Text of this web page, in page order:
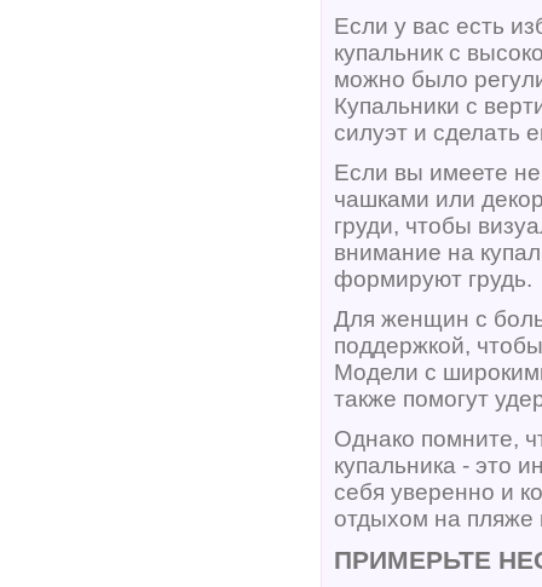
Если у вас есть
купальник с
можно было
Купальники с
силуэт и сделать
Если вы имеете
чашками или
груди, чтобы
внимание на
формируют грудь.
Для женщин с
поддержкой,
Модели с
также помогут
Однако помните,
купальника - это
себя уверенно и
отдыхом на пляже
ПРИМЕРЬТЕ